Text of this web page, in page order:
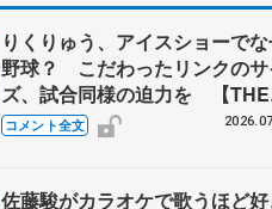
りくりゅう、アイスショーで
野球？ こだわったリンクのサ
ズ、試合同様の迫力を 【THE
DESTINYリハーサル後 】
コメント全文
佐藤駿がカラオケで歌うほど好